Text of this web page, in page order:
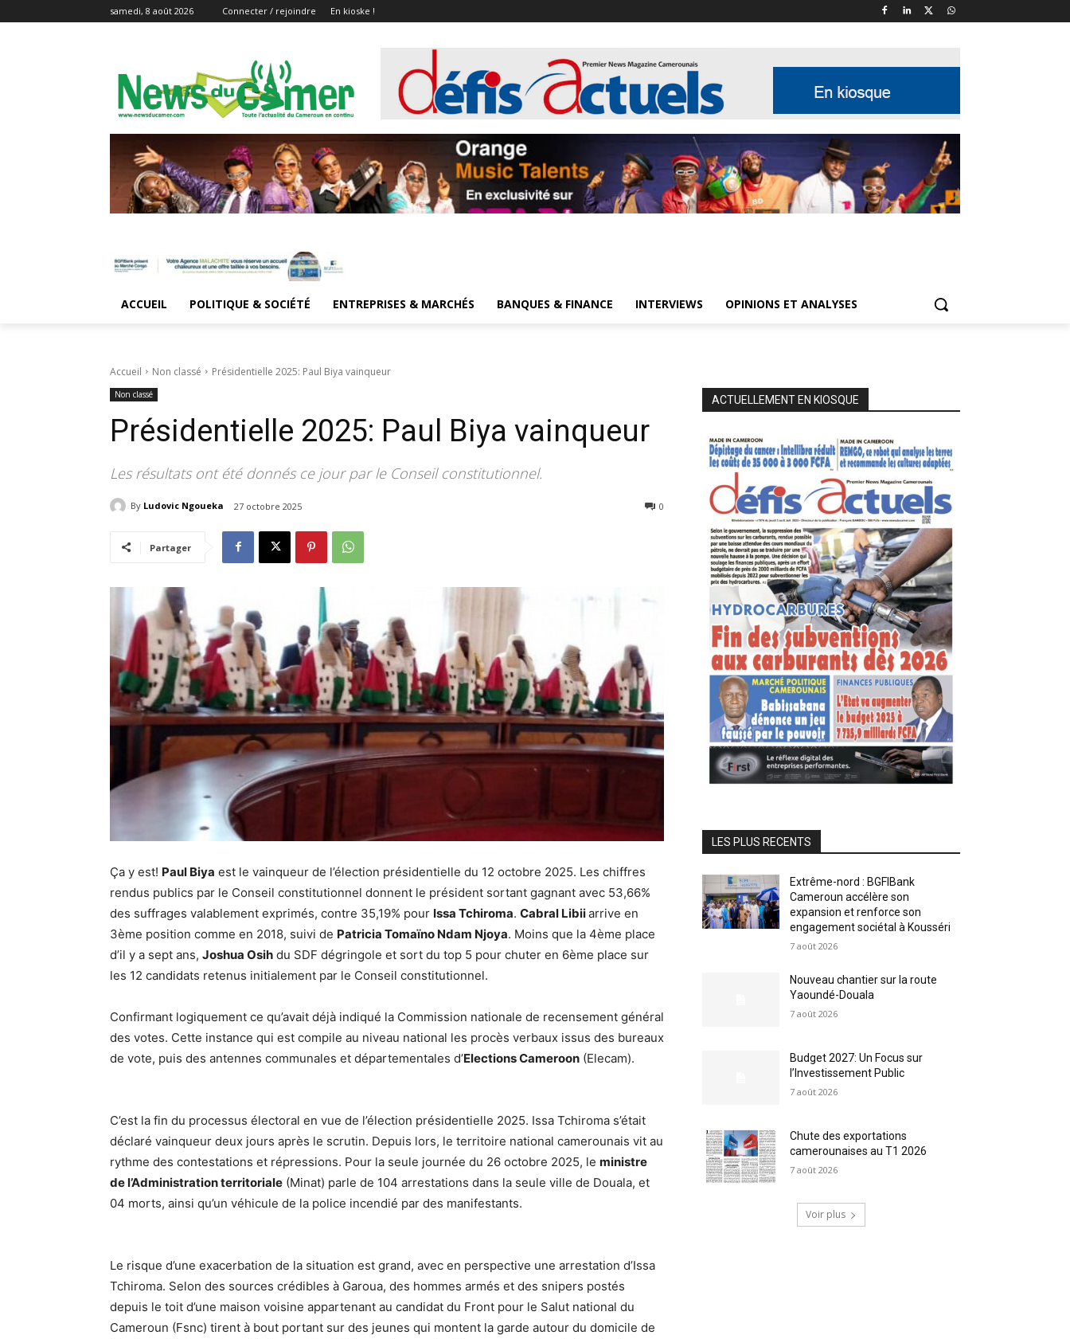
samedi, 8 août 2026 Connecter / rejoindre En kioske !
ACCUEIL POLITIQUE & SOCIÉTÉ ENTREPRISES & MARCHÉS BANQUES & FINANCE INTERVIEWS OPINIONS ET ANALYSES
Accueil Non classé Présidentielle 2025: Paul Biya vainqueur
Non classé
Présidentielle 2025: Paul Biya vainqueur
Les résultats ont été donnés ce jour par le Conseil constitutionnel.
By Ludovic Ngoueka 27 octobre 2025 0
Partager
Ça y est! Paul Biya est le vainqueur de l’élection présidentielle du 12 octobre 2025. Les chiffres
rendus publics par le Conseil constitutionnel donnent le président sortant gagnant avec 53,66%
des suffrages valablement exprimés, contre 35,19% pour Issa Tchiroma. Cabral Libiiarrive en
3ème position comme en 2018, suivi de Patricia Tomaïno Ndam Njoya. Moins que la 4ème place
d’il y a sept ans, Joshua Osih du SDF dégringole et sort du top 5 pour chuter en 6ème place sur
les 12 candidats retenus initialement par le Conseil constitutionnel.
Confirmant logiquement ce qu’avait déjà indiqué la Commission nationale de recensement général
des votes. Cette instance qui est compile au niveau national les procès verbaux issus des bureaux
de vote, puis des antennes communales et départementales d’Elections Cameroon (Elecam).
C’est la fin du processus électoral en vue de l’élection présidentielle 2025. Issa Tchiroma s’était
déclaré vainqueur deux jours après le scrutin. Depuis lors, le territoire national camerounais vit au
rythme des contestations et répressions. Pour la seule journée du 26 octobre 2025, le ministre
de l’Administration territoriale (Minat) parle de 104 arrestations dans la seule ville de Douala, et
04 morts, ainsi qu’un véhicule de la police incendié par des manifestants.
Le risque d’une exacerbation de la situation est grand, avec en perspective une arrestation d’Issa
Tchiroma. Selon des sources crédibles à Garoua, des hommes armés et des snipers postés
depuis le toit d’une maison voisine appartenant au candidat du Front pour le Salut national du
Cameroun (Fsnc) tirent à bout portant sur des jeunes qui montent la garde autour du domicile de
ACTUELLEMENT EN KIOSQUE
LES PLUS RECENTS
Extrême-nord : BGFIBank
Cameroun accélère son
expansion et renforce son
engagement sociétal à Kousséri
7 août 2026
Nouveau chantier sur la route
Yaoundé-Douala
7 août 2026
Budget 2027: Un Focus sur
l’Investissement Public
7 août 2026
Chute des exportations
camerounaises au T1 2026
7 août 2026
Voir plus